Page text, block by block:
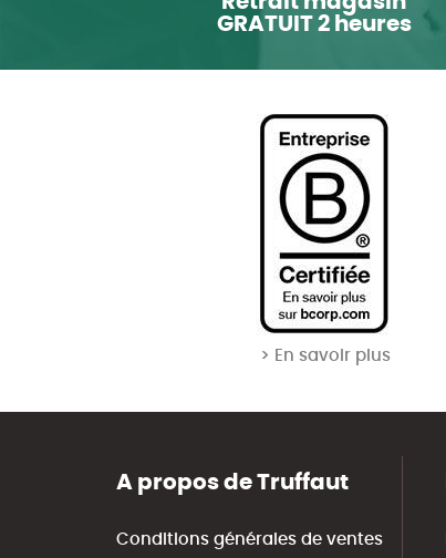
GRATUIT 2 heures
> En savoir plus
A propos de Truffaut
Conditions générales de ventes